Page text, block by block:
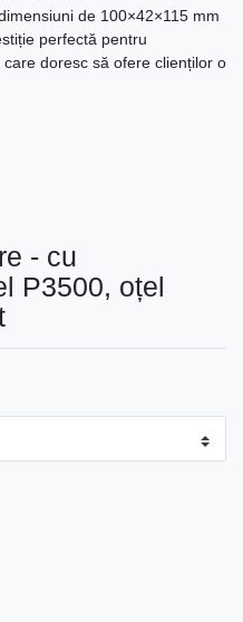
de 100×42×115 mm
perfectă pentru
doresc să ofere clienților o
- cu
P3500, oțel